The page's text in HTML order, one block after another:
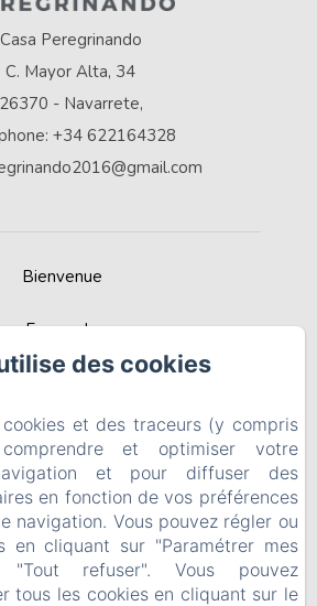
Casa Peregrinando
C. Mayor Alta, 34
26370 - Navarrete,
+34 622164328
Bienvenue
Escapade
par Best Rural Spain
de confidentialité
légales
sur les cookies
des cookies
et des traceurs (y compris
et optimiser votre
et pour diffuser des
en fonction de vos préférences
navigation. Vous pouvez régler ou
en cliquant sur "Paramétrer mes
"Tout refuser". Vous pouvez
tous les cookies en cliquant sur le